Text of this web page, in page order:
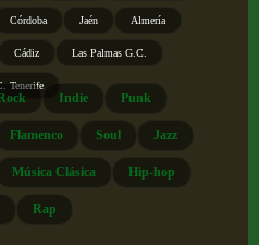
Córdoba Jaén Almería
Cádiz Las Palmas G.C.
Tenerife
Indie Punk
Flamenco Soul Jazz
Música Clásica Hip-hop
Rap